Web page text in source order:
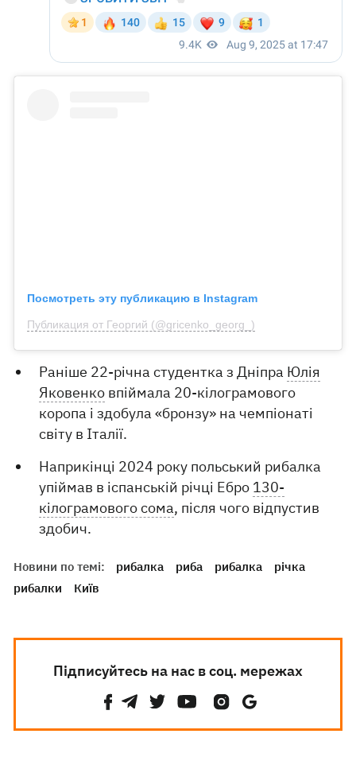
Посмотреть эту публикацию в Instagram
Публикация от Георгий (@gricenko_georg_)
Раніше 22-річна студентка з Дніпра Юлія
Яковенко впіймала 20-кілограмового
коропа і здобула «бронзу» на чемпіонаті
світу в Італії.
Наприкінці 2024 року польський рибалка
упіймав в іспанській річці Ебро 130-
кілограмового сома, після чого відпустив
здобич.
Новини по темі: рибалка риба рибалка
річка
рибалки
Київ
Підписуйтесь на нас в соц. мережах